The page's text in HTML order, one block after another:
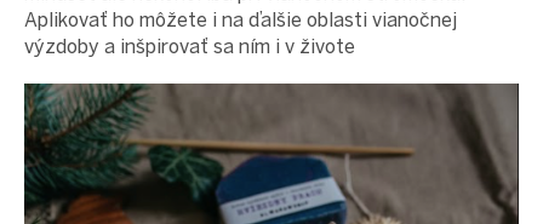
Aplikovať ho môžete i na ďalšie oblasti vianočnej
výzdoby a inšpirovať sa ním i v živote